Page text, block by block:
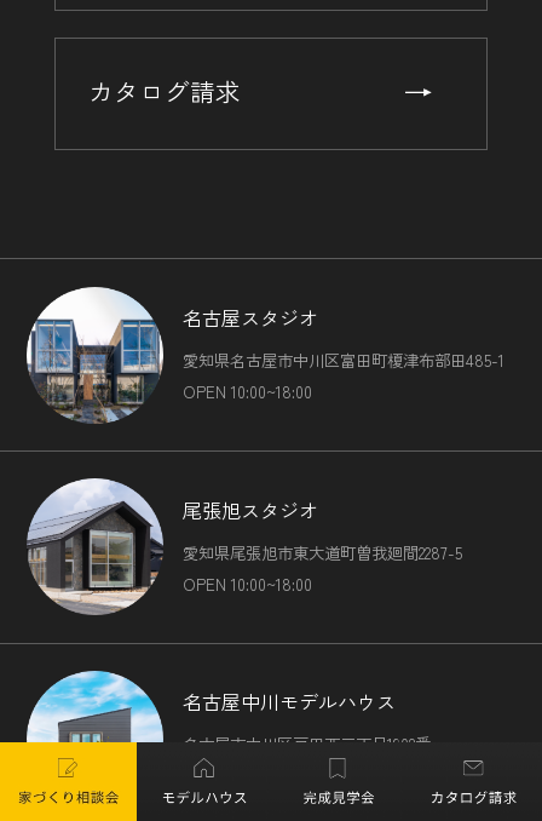
カタログ請求
名古屋スタジオ
愛知県名古屋市中川区富田町榎津布部田485-1
OPEN 10:00~18:00
尾張旭スタジオ
愛知県尾張旭市東大道町曽我廻間2287-5
OPEN 10:00~18:00
名古屋中川モデルハウス
名古屋市中川区戸田西三丁目1902番